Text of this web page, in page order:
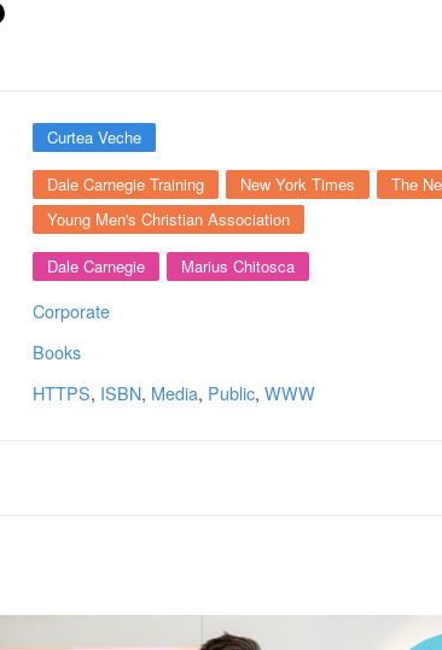
Curtea Veche
Dale Carnegie Training New York Times The
Young Men's Christian Association
Dale Carnegie Marius Chitosca
Corporate
Books
HTTPS, ISBN, Media, Public, WWW